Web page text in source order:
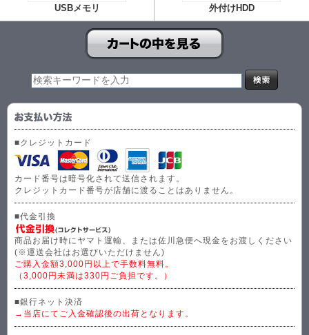
USBメモリ 外付けHDD
■クレジットカード
カード番号は暗号化されて送信されます。
クレジットカード番号が店舗に渡ることはありません。
■代金引換
商品お届け時にヤマト運輸、または佐川急便へ現金をお渡しください
(※運送会社はお選びいただけません)
ご購入金額3,000円以上で手数料無料。
（3,000円未満は330円ご負担です。）
■銀行ネット決済
→当店にてご入金確認後の出荷となります。